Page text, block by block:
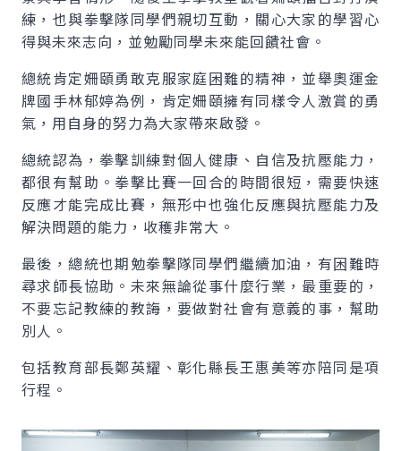
練，也與拳擊隊同學們親切互動，關心大家的學習心
得與未來志向，並勉勵同學未來能回饋社會。
總統肯定姍頤勇敢克服家庭困難的精神，並舉奧運金
牌國手林郁婷為例，肯定姍頤擁有同樣令人激賞的勇
氣，用自身的努力為大家帶來啟發。
總統認為，拳擊訓練對個人健康、自信及抗壓能力，
都很有幫助。拳擊比賽一回合的時間很短，需要快速
反應才能完成比賽，無形中也強化反應與抗壓能力及
解決問題的能力，收穫非常大。
最後，總統也期勉拳擊隊同學們繼續加油，有困難時
尋求師長協助。未來無論從事什麼行業，最重要的，
不要忘記教練的教誨，要做對社會有意義的事，幫助
別人。
包括教育部長鄭英耀、彰化縣長王惠美等亦陪同是項
行程。